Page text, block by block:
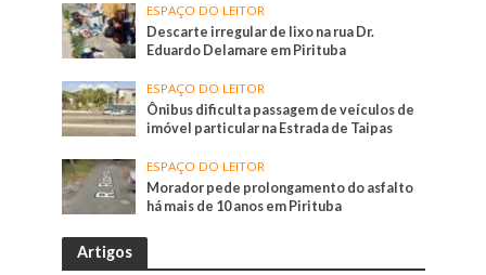
ESPAÇO DO LEITOR
Descarte irregular de lixo na rua Dr.
Eduardo Delamare em Pirituba
ESPAÇO DO LEITOR
Ônibus dificulta passagem de veículos de
imóvel particular na Estrada de Taipas
ESPAÇO DO LEITOR
Morador pede prolongamento do asfalto
há mais de 10 anos em Pirituba
Artigos